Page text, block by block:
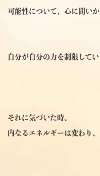
可能性について、心に問い
自分が自分の力を制限して
それに気づいた時、
内なるエネルギーは変わり、